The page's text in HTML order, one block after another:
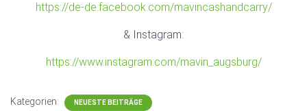
https://de-de.facebook.com/mavincashandcarry/
& Instagram:
https://www.instagram.com/mavin_augsburg/
Kategorien: NEUESTE BEITRÄGE